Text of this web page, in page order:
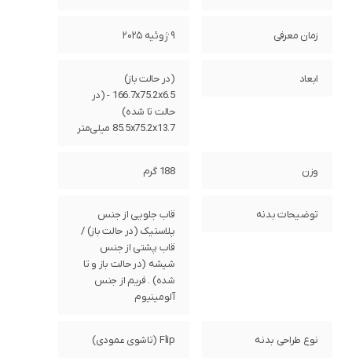
زمان معرفی ۹ ژوئیه ۲۰۲۵
ابعاد
(در حالت باز)
166.7x75.2x6.5 - (در
حالت تا شده)
85.5x75.2x13.7 میلی‌متر
وزن 188 گرم
توضیحات بدنه
قاب جلویی از جنس
پلاستیک (در حالت باز) /
قاب پشتی از جنس
شیشه (در حالت باز و تا
شده) . فریم از جنس
آلومینیوم
نوع طراحی بدنه Flip (تاشوی عمودی)